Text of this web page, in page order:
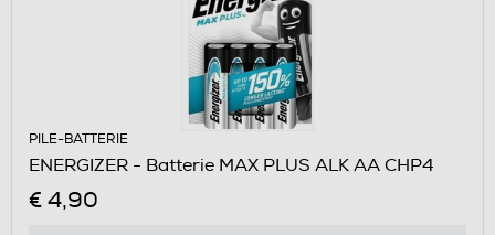
PILE-BATTERIE
ENERGIZER - Batterie MAX PLUS ALK AA CHP4
€ 4,90